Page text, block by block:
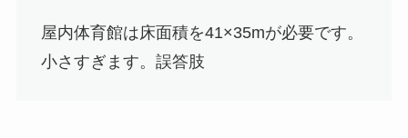
屋内体育館は床面積を41×35mが必要です。
小さすぎます。 誤答肢